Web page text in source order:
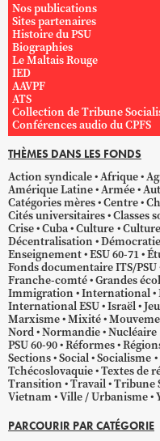
Nos publications
Sites partenaires
Histoire du PSU
Biographies
Le Maltais Rouge
IED
AAVPF
ATS
Collection de Tribune
Conférences audio du CPFS
THÈMES DANS LES FONDS
Action syndicale Afrique
Amérique Latine Armée
Catégories mères Centre
Cités universitaires Classes
Crise Cuba Culture Culture
Décentralisation Démocratie
Enseignement ESU 60-71
Fonds documentaire ITS/PSU
Franche-comté Grandes
Immigration International
International ESU Israël
Marxisme Mixité
Nord Normandie Nucléaire
PSU 60-90 Réformes
Sections Social Socialisme
Tchécoslovaquie Textes de
Transition Travail Tribune
Vietnam Ville / Urbanisme
PARCOURIR PAR CATÉGORIE